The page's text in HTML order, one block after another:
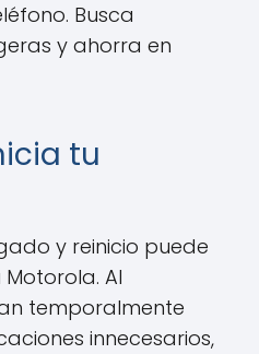
Busca
y ahorra en
tu
y reinicio puede
Al
temporalmente
innecesarios,